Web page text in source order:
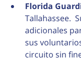
Florida
Tallahassee.
adicionales
sus
circuito sin